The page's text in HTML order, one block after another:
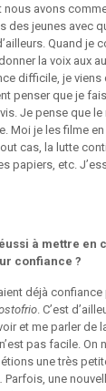
avons
des jeunes avec
Quand je
la voix aux
difficile, je viens
penser que je
Je pense que
Moi je les filme
cas, la lutte
papiers, etc.
à mettre en
confiance ?
déjà confiance
. C’est
et me parler de
pas facile. On
une très
une